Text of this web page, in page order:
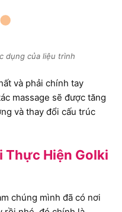
dụng của liệu trình
và phải chính tay
massage sẽ được tăng
và thay đổi cấu trúc
Thực Hiện Golki
chúng mình đã có nơi